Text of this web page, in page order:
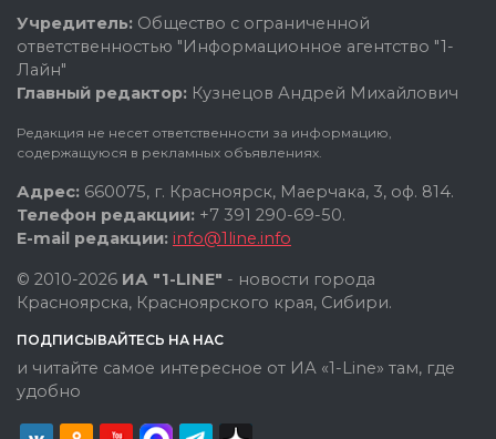
Учредитель: Общество с ограниченной
ответственностью "Информационное агентство "1-
Лайн"
Главный редактор: Кузнецов Андрей Михайлович
Редакция не несет ответственности за информацию,
содержащуюся в рекламных объявлениях.
Адрес: 660075, г. Красноярск, Маерчака, 3, оф. 814.
Телефон редакции: +7 391 290-69-50.
E-mail редакции: info@1line.info
© 2010-2026 ИА "1-LINE" - новости города
Красноярска, Красноярского края, Сибири.
ПОДПИСЫВАЙТЕСЬ НА НАС
и читайте самое интересное от ИА «1-Line» там, где
удобно